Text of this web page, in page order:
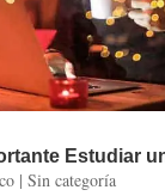
Estudiar
| Sin categoría